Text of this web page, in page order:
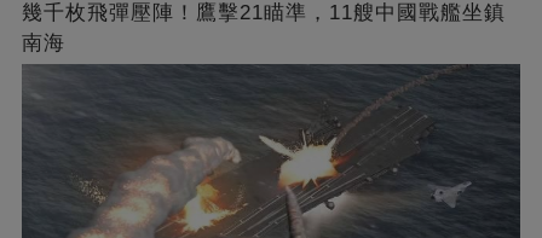
幾千枚飛彈壓陣！鷹擊21瞄準，11艘中國戰艦坐鎮
南海